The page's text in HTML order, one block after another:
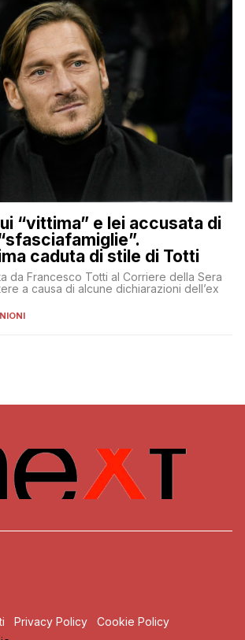
“vittima” e lei accusata di
caduta di stile di Totti
da Francesco Totti al Corriere della Sera
a causa di alcune dichiarazioni dell’ex
Privacy Policy
Cookie Policy